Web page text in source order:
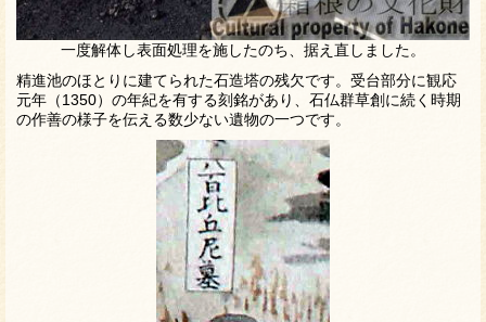
一度解体し表面処理を施したのち、据え直しました。
精進池のほとりに建てられた石造塔の残欠です。受台部分に観応
元年（1350）の年紀を有する刻銘があり、石仏群草創に続く時期
の作善の様子を伝える数少ない遺物の一つです。